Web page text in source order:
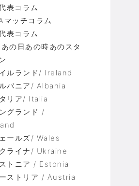
表コラム
マッチコラム
表コラム
あの日あの時あのスタ
ルランド/ Ireland
バニア/ Albania
リア/ Italia
グランド /
ールズ/ Wales
ライナ/ Ukraine
トニア / Estonia
ストリア / Austria